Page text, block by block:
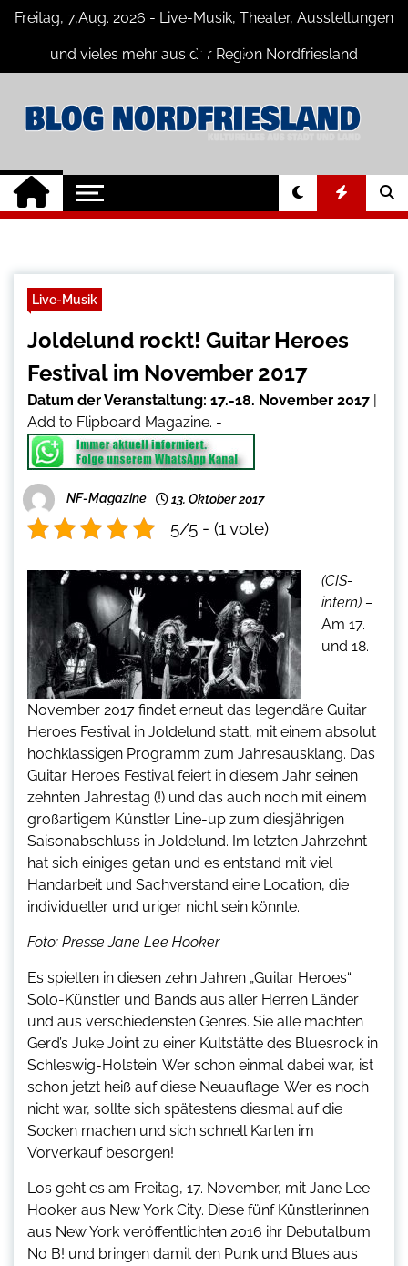
SkipFreitag, 7,Aug. 2026 - Live-Musik, Theater, Ausstellungen
und vieles mehr aus der Region Nordfriesland
Nordfriesland
Online
Der Blog mit Nachrichten und
Veranstaltungen für Nordfriesland und
Husum
Live-Musik
Joldelund rockt! Guitar Heroes
Festival im November 2017
Datum der Veranstaltung: 17.-18. November 2017
Add to Flipboard Magazine. -
NF-Magazine 13. Oktober 2017
5/5 - (1 vote)
(CIS-
intern) –
Am 17.
und 18.
November 2017 findet erneut das legendäre Guitar
Heroes Festival in Joldelund statt, mit einem absolut
hochklassigen Programm zum Jahresausklang. Das
Guitar Heroes Festival feiert in diesem Jahr seinen
zehnten Jahrestag (!) und das auch noch mit einem
großartigem Künstler Line-up zum diesjährigen
Saisonabschluss in Joldelund. Im letzten Jahrzehnt
hat sich einiges getan und es entstand mit viel
Handarbeit und Sachverstand eine Location, die
individueller und uriger nicht sein könnte.
Foto: Presse Jane Lee Hooker
Es spielten in diesen zehn Jahren „Guitar Heroes“
Solo-Künstler und Bands aus aller Herren Länder
und aus verschiedensten Genres. Sie alle machten
Gerd’s Juke Joint zu einer Kultstätte des Bluesrock in
Schleswig-Holstein. Wer schon einmal dabei war, ist
schon jetzt heiß auf diese Neuauflage. Wer es noch
nicht war, sollte sich spätestens diesmal auf die
Socken machen und sich schnell Karten im
Vorverkauf besorgen!
Los geht es am Freitag, 17. November, mit Jane Lee
Hooker aus New York City. Diese fünf Künstlerinnen
aus New York veröffentlichten 2016 ihr Debutalbum
No B! und bringen damit den Punk und Blues aus